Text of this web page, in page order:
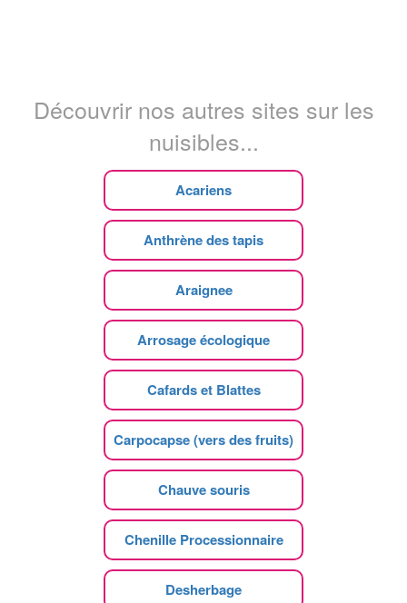
Découvrir nos autres sites sur les
nuisibles...
Acariens
Anthrène des tapis
Araignee
Arrosage écologique
Cafards et Blattes
Carpocapse (vers des fruits)
Chauve souris
Chenille Processionnaire
Desherbage